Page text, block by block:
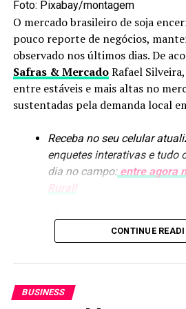
UP NEXT
Parlamentares buscam saída
na Amazônia Legal
DON'T MISS
Controle biológico da vespa-da-
R$ 446 milhões em plantios de
Foto: Pixabay/montagem
O mercado brasileiro de soja
pouco reporte de negócios,
observado nos últimos dias. De
Safras & MercadoRafael
entre estáveis e mais altas no
sustentadas pela demanda local
Receba no seu celular
enquetes interativas e tudo
dia no campo: entre agora
Rural!
Silveira destaca que obasis
em algumas praças, como Minas
contidas, enquanto o dólar recuou
CONTINUE
BUSINESS